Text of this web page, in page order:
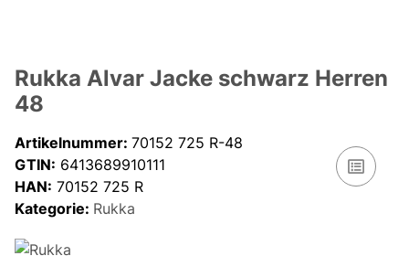
Rukka Alvar Jacke schwarz Herren
48
Artikelnummer: 70152 725 R-48
GTIN: 6413689910111
HAN: 70152 725 R
Kategorie: Rukka